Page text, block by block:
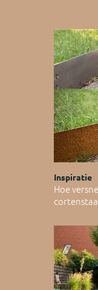
Inspiratie
Hoe